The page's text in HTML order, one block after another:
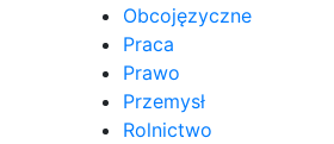
Obcojęzyczne
Praca
Prawo
Przemysł
Rolnictwo